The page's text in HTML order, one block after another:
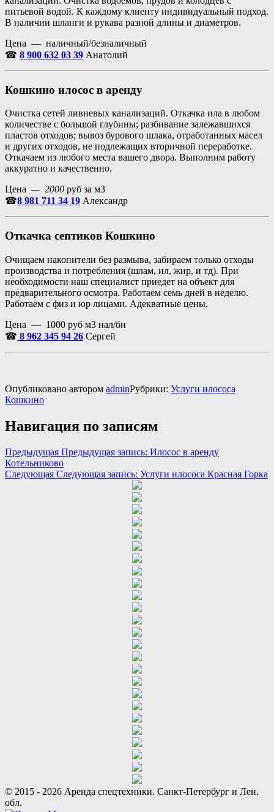
питьевой водой. К каждому клиенту индивидуальный подход.
В наличии шланги и рукава разной длины и диаметров.
Цена — наличный/безналичный
☎ 8 900 632 03 39 Анатолий
Кошкино илосос в аренду
Очистка сетей ливневых канализаций. Откачка ила в любом
количестве с большой глубины; разбивание залежавшихся
пластов отходов; вывоз бурового шлака, отработанных масел
и других отходов, не подлежащих вторичной переработке.
Откачаем из любого места вашего двора. Выполним работу
аккуратно и качественно.
Цена — 2000 руб за м3
☎8 981 711 34 19 Александр
Откачка септиков Кошкино
Очищаем накопители без размыва, забираем только отходы
производства и потребления (шлам, ил, жир, и тд). При
необходимости наш специалист приедет на объект для
предварительного осмотра. Работаем семь дней в неделю.
Работаем с физ и юр лицами. Адекватные цены.
Цена — 1000 руб м3 нал/бн
☎ 8 962 345 94 26 Сергей
Опубликовано автором adminРубрики: Услуги илососа
Кошкино
Навигация по записям
Предыдущая Предыдущая запись: Илосос в аренду
Котельниково
Следующая Следующая запись: Услуги илососа Красная Горка
© 2015 - 2026 Аренда спецтехники. Санкт-Петербург и Лен.
обл.